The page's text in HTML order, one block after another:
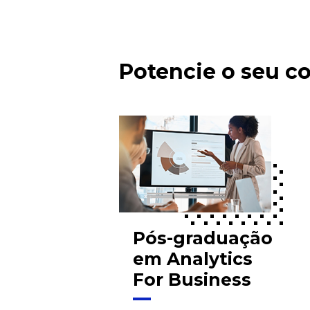
Potencie o seu
Pós-graduação
em Analytics
For Business